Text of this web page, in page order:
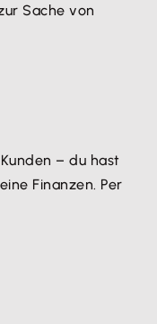
Sache von
– du hast
Finanzen. Per